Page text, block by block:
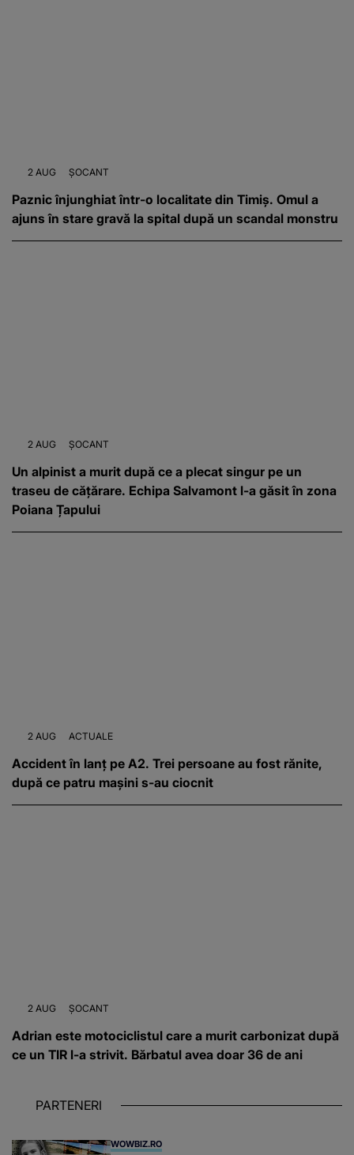
2 AUG ȘOCANT
Paznic înjunghiat într-o localitate din Timiș. Omul a
ajuns în stare gravă la spital după un scandal monstru
2 AUG ȘOCANT
Un alpinist a murit după ce a plecat singur pe un
traseu de cățărare. Echipa Salvamont l-a găsit în zona
Poiana Țapului
2 AUG ACTUALE
Accident în lanț pe A2. Trei persoane au fost rănite,
după ce patru mașini s-au ciocnit
2 AUG ȘOCANT
Adrian este motociclistul care a murit carbonizat după
ce un TIR l-a strivit. Bărbatul avea doar 36 de ani
PARTENERI
WOWBIZ.RO